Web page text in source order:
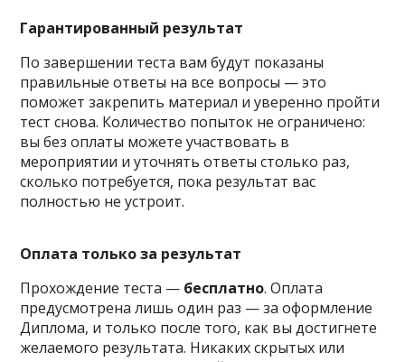
Гарантированный результат
По завершении теста вам будут показаны
правильные ответы на все вопросы — это
поможет закрепить материал и уверенно пройти
тест снова. Количество попыток не ограничено:
вы без оплаты можете участвовать в
мероприятии и уточнять ответы столько раз,
сколько потребуется, пока результат вас
полностью не устроит.
Оплата только за результат
Прохождение теста — бесплатно. Оплата
предусмотрена лишь один раз — за оформление
Диплома, и только после того, как вы достигнете
желаемого результата. Никаких скрытых или